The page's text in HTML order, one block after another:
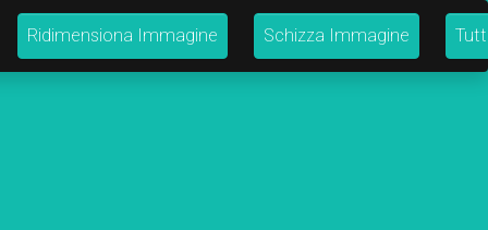
Ridimensiona Immagine Schizza Immagine